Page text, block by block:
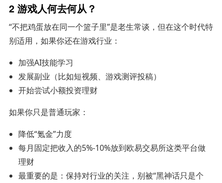
2 游戏人何去何从？
“不把鸡蛋放在同一个篮子里”是老生常谈，但在这个时代特
别适用，如果你还在游戏行业：
加强AI技能学习
发展副业（比如短视频、游戏测评投稿）
开始尝试小额投资理财
如果你只是普通玩家：
降低“氪金”力度
每月固定把收入的5%-10%放到欧易交易所这类平台做
理财
最重要的是：保持对行业的关注，别被“黑神话只是个